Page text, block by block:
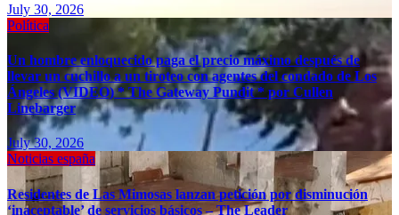
July 30, 2026
Política
Un hombre enloquecido paga el precio máximo después de
llevar un cuchillo a un tiroteo con agentes del condado de Los
Ángeles (VIDEO) * The Gateway Pundit * por Cullen
Linebarger
July 30, 2026
Noticias españa
Residentes de Las Mimosas lanzan petición por disminución
‘inaceptable’ de servicios básicos – The Leader